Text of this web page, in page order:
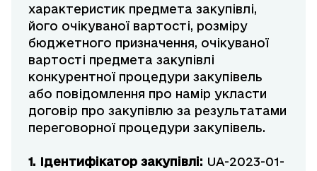
характеристик предмета закупівлі,
його очікуваної вартості, розміру
бюджетного призначення, очікуваної
вартості предмета закупівлі
конкурентної процедури закупівель
або повідомлення про намір укласти
договір про закупівлю за результатами
переговорної процедури закупівель.
1. Ідентифікатор закупівлі: UA-2023-01-